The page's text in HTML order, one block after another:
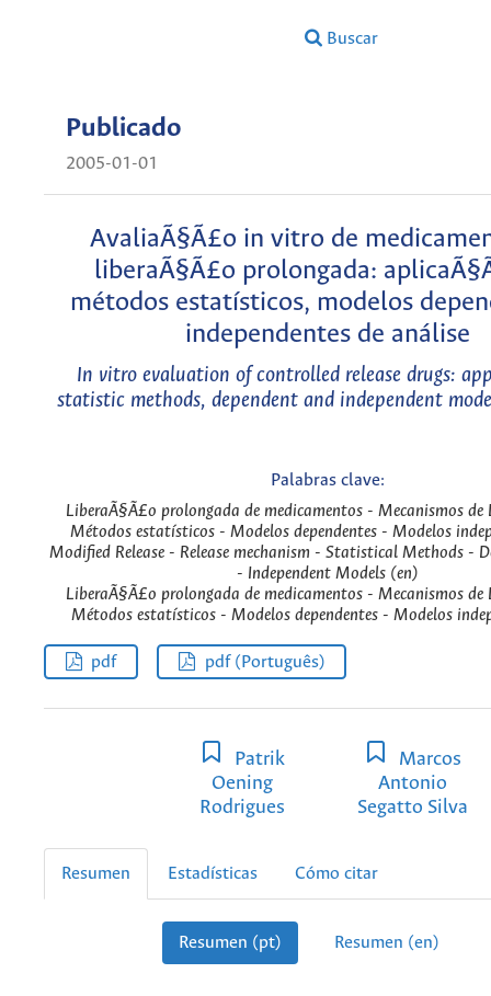
Buscar
Publicado
2005-01-01
AvaliaÃ§Ã£o in vitro de
liberaÃ§Ã£o prolongada:
métodos estatísticos, modelos
independentes de análise
In vitro evaluation of controlled release drugs:
statistic methods, dependent and independent
Palabras clave:
LiberaÃ§Ã£o prolongada de medicamentos - Mecanismos
Métodos estatísticos - Modelos dependentes - Modelos
Modified Release - Release mechanism - Statistical Methods -
- Independent Models (en)
LiberaÃ§Ã£o prolongada de medicamentos - Mecanismos
Métodos estatísticos - Modelos dependentes - Modelos
pdf pdf (Português)
Patrik
Oening
Rodrigues
Marcos
Antonio
Segatto Silva
Resumen Estadísticas Cómo citar
Resumen (pt) Resumen (en)